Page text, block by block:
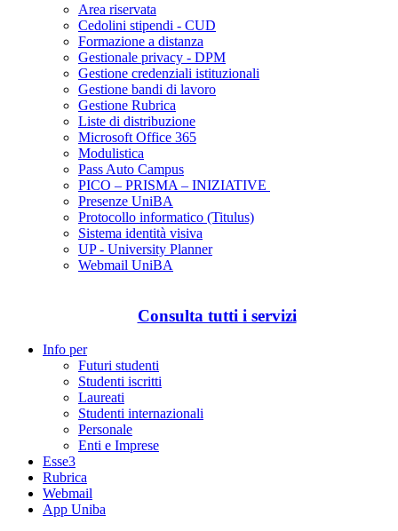
Area riservata
Cedolini stipendi - CUD
Formazione a distanza
Gestionale privacy - DPM
Gestione credenziali istituzionali
Gestione bandi di lavoro
Gestione Rubrica
Liste di distribuzione
Microsoft Office 365
Modulistica
Pass Auto Campus
PICO – PRISMA – INIZIATIVE
Presenze UniBA
Protocollo informatico (Titulus)
Sistema identità visiva
UP - University Planner
Webmail UniBA
Consulta tutti i servizi
Info per
Futuri studenti
Studenti iscritti
Laureati
Studenti internazionali
Personale
Enti e Imprese
Esse3
Rubrica
Webmail
App Uniba